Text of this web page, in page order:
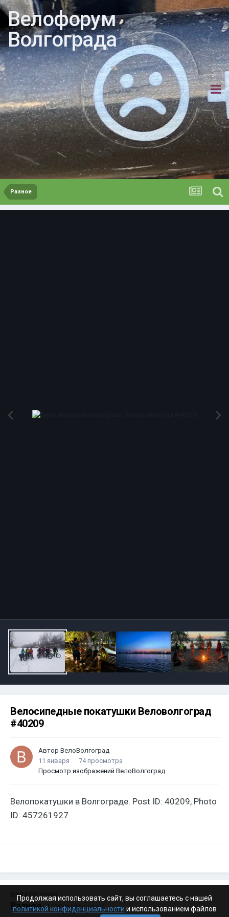
Велофорум
Волгограда
Разное
Велосипедные покатушки Веловолгоград
#40209
Автор ВелоВолгоград
11 января
74 просмотра
Просмотр изображений ВелоВолгоград
Велопокатушки в Волгограде. Post ID: 40209, Photo
ID: 457261927
ИЗ КАТЕГОРИИ:
Разное · 4 199 изображений
Продолжая использовать сайт, вы соглашаетесь с нашей
политикой конфиденциальности и использованием файлов